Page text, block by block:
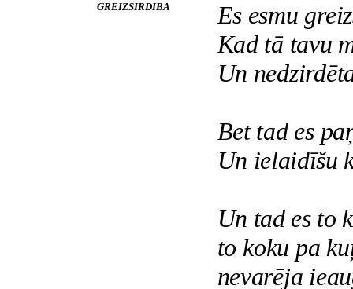
GREIZSIRDĪBA
Es esmu
Kad tā tavu
Un
Bet tad es
Un ielaidīšu
Un tad es to
to koku pa
nevarēja